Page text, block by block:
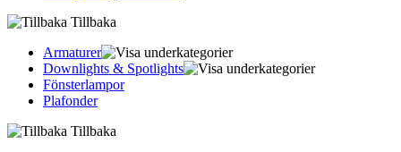
Tillbaka
Armaturer
Downlights & Spotlights
Fönsterlampor
Plafonder
Tillbaka